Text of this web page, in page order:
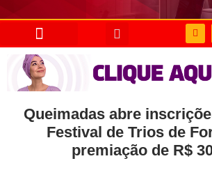
Queimadas abre
Festival de Trios de
premiação de R$